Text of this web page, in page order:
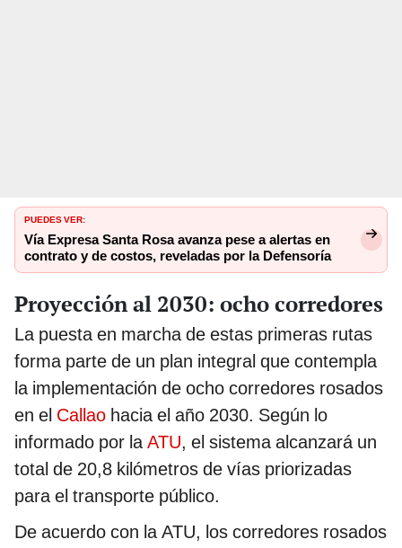
PUEDES VER:
Vía Expresa Santa Rosa avanza pese a alertas en
contrato y de costos, reveladas por la Defensoría
Proyección al 2030: ocho corredores
La puesta en marcha de estas primeras rutas
forma parte de un plan integral que contempla
la implementación de ocho corredores rosados
en el Callao hacia el año 2030. Según lo
informado por laATU, el sistema alcanzará un
total de 20,8 kilómetros de vías priorizadas
para el transporte público.
De acuerdo con la ATU, los corredores rosados